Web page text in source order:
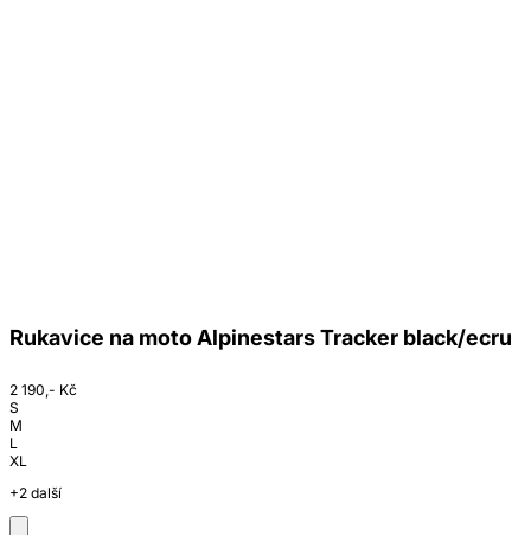
Rukavice na moto Alpinestars Tracker black/ecru
2 190,- Kč
S
M
L
XL
+2 další